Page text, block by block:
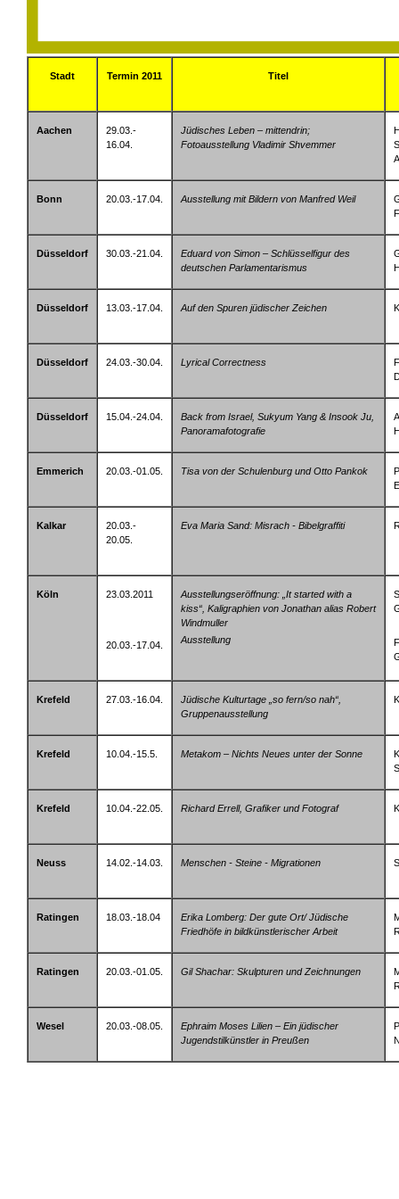
Stadt Termin 2011 Titel
Aachen
29.03.-
16.04.
Jüdisches Leben – mittendrin;
Fotoausstellung Vladimir Shvemmer
Bonn 20.03.-17.04. Ausstellung mit Bildern von Manfred Weil
Düsseldorf 30.03.-21.04.
Eduard von Simon – Schlüsselfigur des
deutschen Parlamentarismus
Düsseldorf 13.03.-17.04. Auf den Spuren jüdischer Zeichen
Düsseldorf 24.03.-30.04. Lyrical Correctness
Düsseldorf 15.04.-24.04.
Back from Israel, Sukyum Yang & Insook Ju,
Panoramafotografie
Emmerich 20.03.-01.05. Tisa von der Schulenburg und Otto Pankok
Kalkar
20.03.-
20.05.
Eva Maria Sand: Misrach - Bibelgraffiti
Köln 23.03.2011
20.03.-17.04.
Ausstellungseröffnung: „It started with a
kiss“, Kaligraphien von Jonathan alias Robert
Windmuller
Ausstellung
Krefeld 27.03.-16.04.
Jüdische Kulturtage „so fern/so nah“,
Gruppenausstellung
Krefeld 10.04.-15.5. Metakom – Nichts Neues unter der Sonne
Krefeld 10.04.-22.05. Richard Errell, Grafiker und Fotograf
Neuss 14.02.-14.03. Menschen - Steine - Migrationen
Ratingen 18.03.-18.04
Erika Lomberg: Der gute Ort/ Jüdische
Friedhöfe in bildkünstlerischer Arbeit
Ratingen 20.03.-01.05. Gil Shachar: Skulpturen und Zeichnungen
Wesel 20.03.-08.05.
Ephraim Moses Lilien – Ein jüdischer
Jugendstilkünstler in Preußen